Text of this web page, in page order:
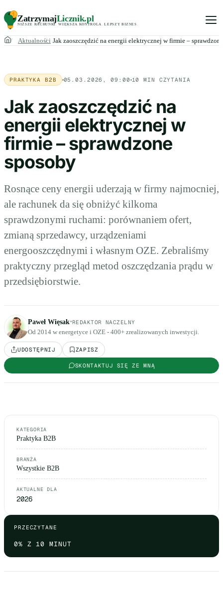
ZatrzymajLicznik.pl
NIŻSZE RACHUNKI. WIĘKSZA KONTROLA LEPSZY BIZNES
Aktualności Jak zaoszczędzić na energii elektrycznej w firmie –
PRAKTYKA B2B 05.03.2026, 09:00 10 MIN CZYTANIA
Jak zaoszczędzić na
energii elektrycznej w
firmie – sprawdzone
sposoby
Rosnące ceny energii uderzają w firmy najmocniej,
ale rachunek da się obniżyć kilkoma
sprawdzonymi ruchami: porównaniem ofert,
zmianą sprzedawcy, urządzeniami
energooszczędnymi i własnym OZE. Zebraliśmy
praktyczny przegląd metod oszczędzania prądu w
przedsiębiorstwie.
Paweł Więsak·REDAKTOR NACZELNY
Od 2014 w energetyce i OZE - 400+ zrealizowanych inwestycji.
UDOSTĘPNIJ ZAPISZ
SKONTAKTUJ SIĘ ZE MNĄ
KATEGORIA
Praktyka B2B
BRANŻA
Wszystkie B2B
AKTUALNE DLA
2026
PRZECZYTANE
0% Z 10 MINUT